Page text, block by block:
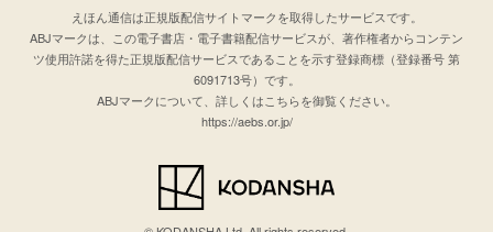
えほん通信は正規版配信サイトマークを取得したサービスです。
ABJマークは、この電子書店・電子書籍配信サービスが、著作権者からコンテン
ツ使用許諾を得た正規版配信サービスであることを示す登録商標（登録番号 第
6091713号）です。
ABJマークについて、詳しくはこちらを御覧ください。
https://aebs.or.jp/